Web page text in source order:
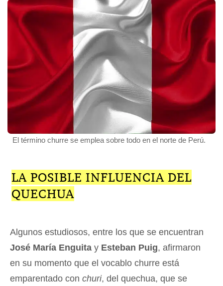
El término churre se emplea sobre todo en el norte de Perú.
LA POSIBLE INFLUENCIA DEL
QUECHUA
Algunos estudiosos, entre los que se encuentran
José María Enguita y Esteban Puig, afirmaron
en su momento que el vocablo churre está
emparentado con churi, del quechua, que se